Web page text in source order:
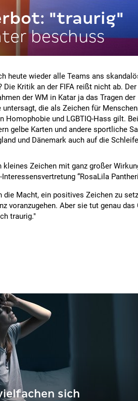
"traurig"
beschuss
heute wieder alle Teams ans
Die Kritik an der FIFA reißt nicht ab. Der
der WM in Katar ja das Tragen der
untersagt, die als Zeichen für
Homophobie und LGBTIQ-Hass gilt.
gelbe Karten und andere sportliche
und Dänemark auch auf die
kleines Zeichen mit ganz großer
“RosaLila
die Macht, ein positives Zeichen zu
voranzugehen. Aber sie tut genau das
traurig."
sich